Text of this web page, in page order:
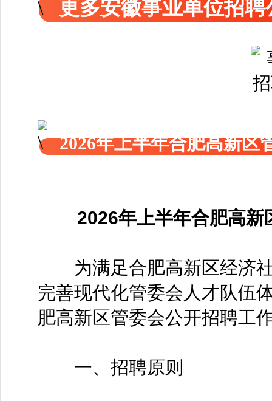
更多安徽事业单位招聘
2026年上半年合肥高新区
2026年上半年合肥高
为满足合肥高新区经济社
完善现代化管委会人才队伍
肥高新区管委会公开招聘工
一、招聘原则